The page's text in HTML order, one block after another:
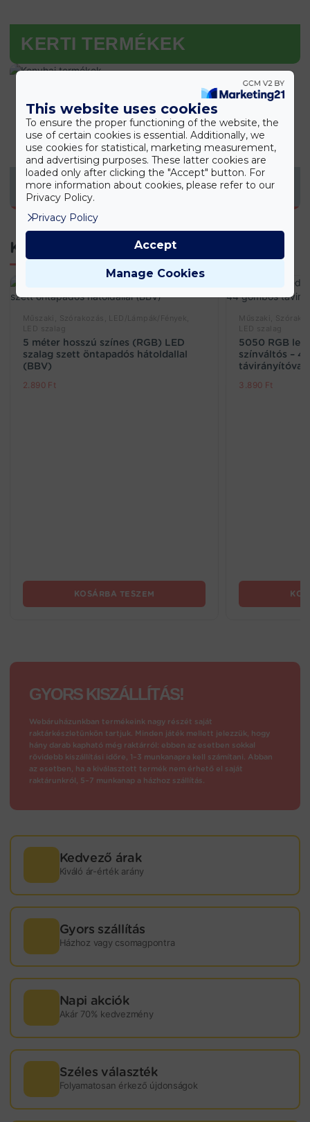
KERTI TERMÉKEK
KONYHAI TERMÉKEK
Kapcsolódó termékek
5 méter hosszú színes (RGB) LED
szalag szett öntapadós hátoldallal
(BBV)
2.890 Ft
KOSÁRBA TESZEM
5050 RGB
színváltós –
távirányítóval
3.890 Ft
GYORS KISZÁLLÍTÁS!
Webáruházunkban termékeink nagy részét saját
raktárkészletünkön tartjuk. Minden játék mellett jelezzük, hogy
hány darab kapható még raktárról: ebben az esetben sokkal
rövidebb kiszállítási időre, 1–3 munkanapra kell számítani. Abban
az esetben, ha a kiválasztott termék nem érhető el saját
raktárunkról, 5–7 munkanap a házhoz szállítás.
Kedvező árak
Kiváló ár-érték arány
Gyors szállítás
Házhoz vagy csomagpontra
Napi akciók
Akár 70% kedvezmény
Széles választék
Folyamatosan érkező újdonságok
This website uses cookies
To ensure the proper functioning of the website, the
use of certain cookies is essential. Additionally, we
use cookies for statistical, marketing measurement,
and advertising purposes. These latter cookies are
loaded only after clicking the "Accept" button. For
more information about cookies, please refer to our
Privacy Policy.
Privacy Policy
Manage Cookies
Accept